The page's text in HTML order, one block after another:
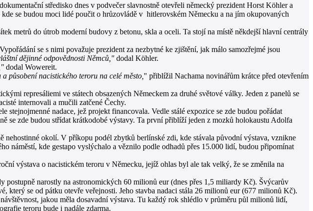
středisko dnes v podvečer slavnostně otevřeli německý prezident Horst Köhler a
se budou moci lidé poučit o hrůzovládě v hitlerovském Německu a na jím okupovaných
metrů do útrob moderní budovy z betonu, skla a oceli. Ta stojí na místě někdejší hlavní centrály
se s nimi považuje prezident za nezbytné ke zjištění, jak málo samozřejmé jsou
dějinné odpovědnosti Němců," dodal Köhler.
dodal Wowereit.
působení nacistického teroru na celé město, " přiblížil Nachama novinářům krátce před otevřením
represáliemi ve státech obsazených Německem za druhé světové války. Jeden z panelů se
internovali a mučili zatčené Čechy.
stejnojmenné nadace, jež projekt financovala. Vedle stálé expozice se zde budou pořádat
se zde budou střídat krátkodobé výstavy. Ta první přiblíží jeden z mozků holokaustu Adolfa
okolí. V příkopu podél zbytků berlínské zdi, kde stávala původní výstava, vznikne
náměstí, kde gestapo vyslýchalo a věznilo podle odhadů přes 15.000 lidí, budou připomínat
výstava o nacistickém teroru v Německu, jejíž ohlas byl ale tak velký, že se změnila na
postupně narostly na astronomických 60 milionů eur (dnes přes 1,5 miliardy Kč). Švýcarův
se od pátku otevře veřejnosti. Jeho stavba nadaci stála 26 milionů eur (677 milionů Kč).
jakou měla dosavadní výstava. Tu každý rok shlédlo v průměru půl milionů lidí,
teroru bude i nadále zdarma.